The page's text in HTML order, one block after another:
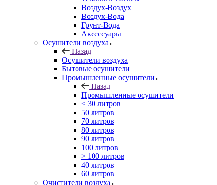
Воздух-Воздух
Воздух-Вода
Грунт-Вода
Аксессуары
Осушители воздуха
Назад
Осушители воздуха
Бытовые осушители
Промышленные осушители
Назад
Промышленные осушители
< 30 литров
50 литров
70 литров
80 литров
90 литров
100 литров
> 100 литров
40 литров
60 литров
Очистители воздуха